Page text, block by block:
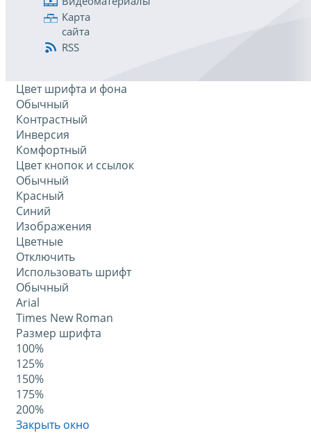
Карта
сайта
RSS
Цвет шрифта и фона
Обычный
Контрастный
Инверсия
Комфортный
Цвет кнопок и ссылок
Обычный
Красный
Синий
Изображения
Цветные
Отключить
Использовать шрифт
Обычный
Arial
Times New Roman
Размер шрифта
100%
125%
150%
175%
200%
Закрыть окно